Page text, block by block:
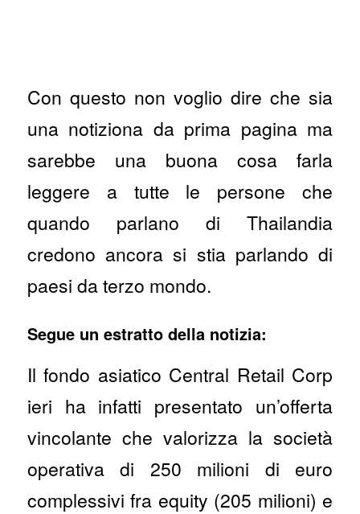
Con questo non voglio dire che sia
una notiziona da prima pagina ma
sarebbe una buona cosa farla
leggere a tutte le persone che
quando parlano di Thailandia
credono ancora si stia parlando di
paesi da terzo mondo.
Segue un estratto della notizia:
Il fondo asiatico Central Retail Corp
ieri ha infatti presentato un’offerta
vincolante che valorizza la società
operativa di 250 milioni di euro
complessivi fra equity (205 milioni) e